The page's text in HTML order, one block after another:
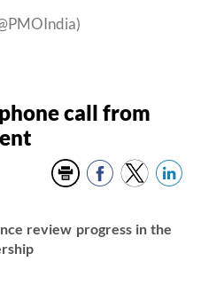
call from
review progress in the